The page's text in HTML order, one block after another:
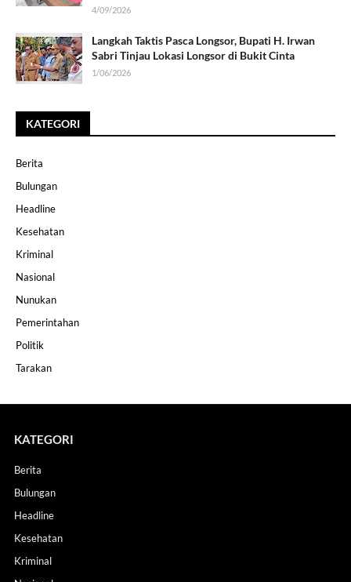
4/09/2026
Langkah Taktis Pasca Longsor, Bupati H. Irwan
Sabri Tinjau Lokasi Longsor di Bukit Cinta
1/06/2026
KATEGORI
Berita
Bulungan
Headline
Kesehatan
Kriminal
Nasional
Nunukan
Pemerintahan
Politik
Tarakan
KATEGORI
Berita
Bulungan
Headline
Kesehatan
Kriminal